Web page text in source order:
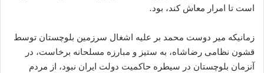
است تا امرار معاش کند، بود.
زمانیکه میر دوست محمد بر علیه اشغال سرزمین بلوچستان توسط
قشون نظامی رضاشاه، به ستیز و مبارزه مسلحانه برخاست، در
آنزمان بلوچستان در سیطره حاکمیت دولت ایران نبود، از مردم